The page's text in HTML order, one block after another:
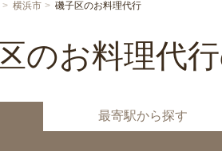
横浜市 磯子区のお料理代行
のお料理代
最寄駅から探す